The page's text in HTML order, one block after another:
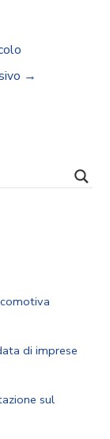
→
di imprese
sul